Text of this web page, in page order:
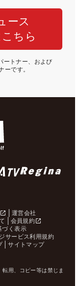
ース
ちら
ートナー、および
ーです。
運営会社
会員規約
づく表示
サービス利用規約
サイトマップ
用、コピー等は禁じま